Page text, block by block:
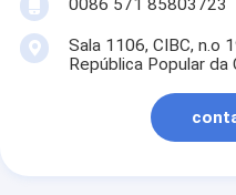
0086 571 85803723
Sala 1106, CIBC, n.o
República Popular da